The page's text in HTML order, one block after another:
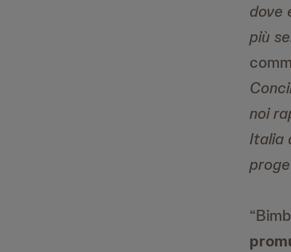
dove
più
noi
Italia